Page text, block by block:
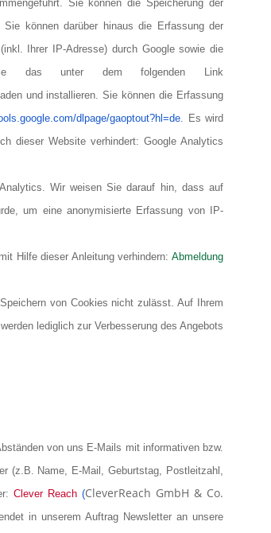
Sie können die Speicherung der
Sie können darüber hinaus die Erfassung der
Ihrer IP-Adresse) durch Google sowie die
das unter dem folgenden Link
und installieren. Sie können die Erfassung
dlpage/gaoptout?hl=de. Es wird
dieser Website verhindert: Google Analytics
Wir weisen Sie darauf hin, dass auf
um eine anonymisierte Erfassung von IP-
Hilfe dieser Anleitung verhindern: Abmeldung
von Cookies nicht zulässt. Auf Ihrem
lediglich zur Verbesserung des Angebots
von uns E-Mails mit informativen bzw.
(z.B. Name, E-Mail, Geburtstag, Postleitzahl,
Clever Reach (CleverReach GmbH & Co.
in unserem Auftrag Newsletter an unsere